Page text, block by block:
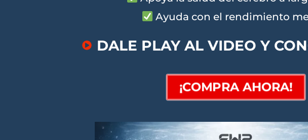
Ayudaconel rendimiento
DALE PLAY AL VIDEO Y
¡COMPRA AHORA!